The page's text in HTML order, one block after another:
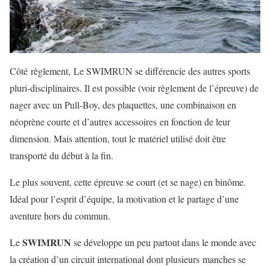
Côté règlement, Le SWIMRUN se différencie des autres sports
pluri-disciplinaires. Il est possible (voir règlement de l’épreuve) de
nager avec un Pull-Boy, des plaquettes, une combinaison en
néoprène courte et d’autres accessoires en fonction de leur
dimension. Mais attention, tout le matériel utilisé doit être
transporté du début à la fin.
Le plus souvent, cette épreuve se court (et se nage) en binôme.
Idéal pour l’esprit d’équipe, la motivation et le partage d’une
aventure hors du commun.
LeSWIMRUN se développe un peu partout dans le monde avec
la création d’un circuit international dont plusieurs manches se